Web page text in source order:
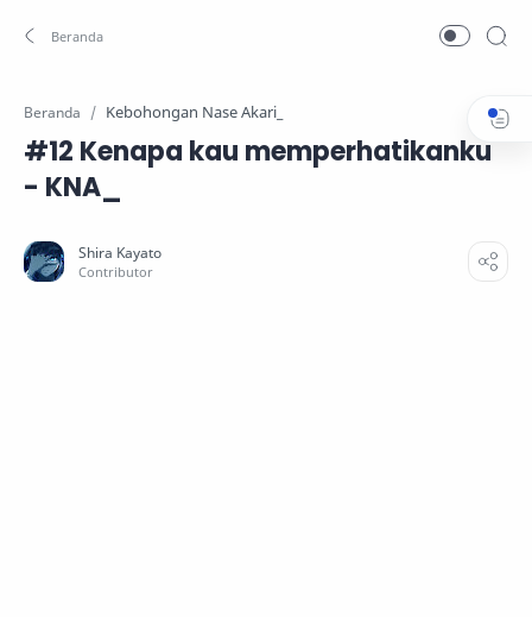
Beranda Kebohongan Nase Akari_
#12 Kenapa kau memperhatikanku
- KNA_